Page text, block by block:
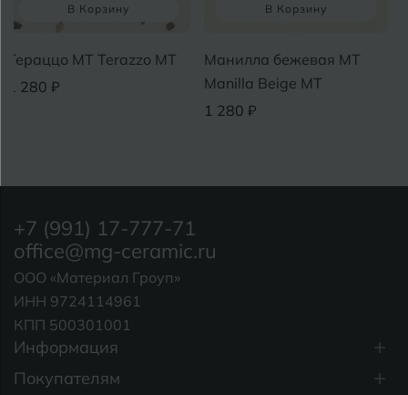
В Корзину
Тераццо MT Terazzo MT
1 280 ₽
В Корзину
Манилла бежевая MT
Manilla Beige MT
1 280 ₽
Информация
Покупателям
+7 (991) 17-777-71
office@mg-ceramic.ru
ООО «Материал Гроуп»
ИНН 9724114961
КПП 500301001